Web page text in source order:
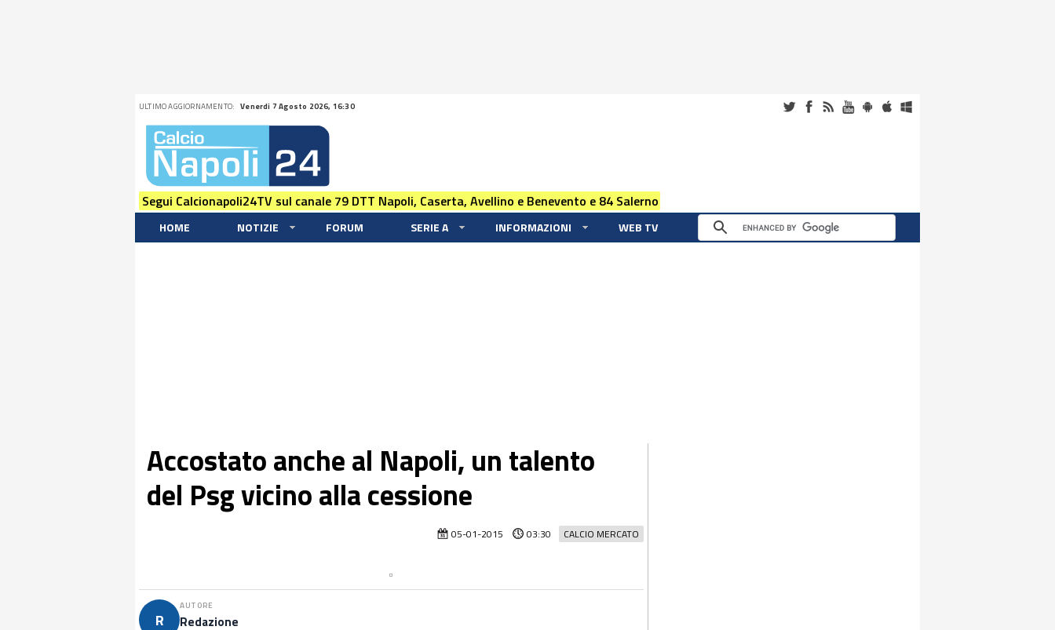
ULTIMO AGGIORNAMENTO: Venerdi 7 Agosto 2026, 16:30
Segui Calcionapoli24TV sul canale 79 DTT Napoli, Caserta, Avellino e Benevento e 84 Salerno
HOME NOTIZIE FORUM SERIE A INFORMAZIONI WEB TV
Accostato anche al Napoli, un talento
del Psg vicino alla cessione
CALCIO MERCATO
05-01-2015 03:30
R
AUTORE
Redazione